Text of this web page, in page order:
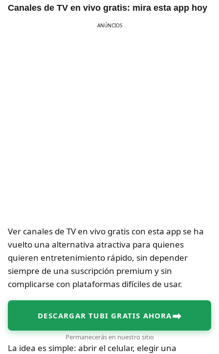
Canales de TV en vivo gratis: mira esta app hoy
ANÚNCIOS
Ver canales de TV en vivo gratis con esta app se ha
vuelto una alternativa atractiva para quienes
quieren entretenimiento rápido, sin depender
siempre de una suscripción premium y sin
complicarse con plataformas difíciles de usar.
DESCARGAR TUBI GRATIS AHORA➡
Permanecerás en nuestro sitio
La idea es simple: abrir el celular, elegir una